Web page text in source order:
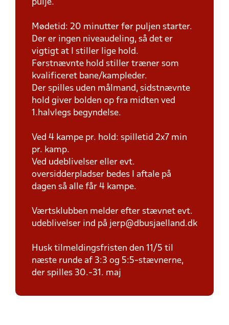
pulje.
Mødetid: 20 minutter før puljen starter.
Der er ingen niveaudeling, så det er
vigtigt at I stiller lige hold.
Førstnævnte hold stiller træner som
kvalificeret bane/kampleder.
Der spilles uden målmand, sidstnævnte
hold giver bolden op fra midten ved
1.halvlegs begyndelse.
Ved 4 kampe pr. hold: spilletid 2x7 min
pr. kamp.
Ved udeblivelser eller evt.
oversidderpladser bedes I aftale på
dagen så alle får 4 kampe.
Værtsklubben melder efter stævnet evt.
udeblivelser ind på jerp@dbusjaelland.dk
Husk tilmeldingsfristen den 11/5 til
næste runde af 3:3 og 5:5-stævnerne,
der spilles 30.-31. maj